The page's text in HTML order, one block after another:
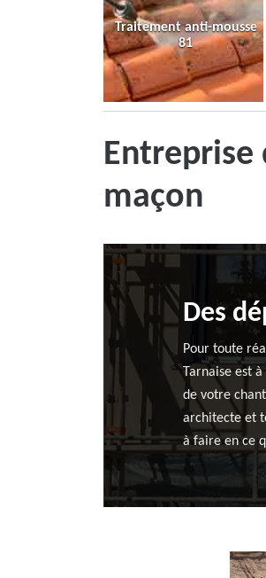
Traitement anti-mousse
81
Entreprise
maçon
Des
Pour toute
Tarnaise est
de votre
architecte et
à faire en ce